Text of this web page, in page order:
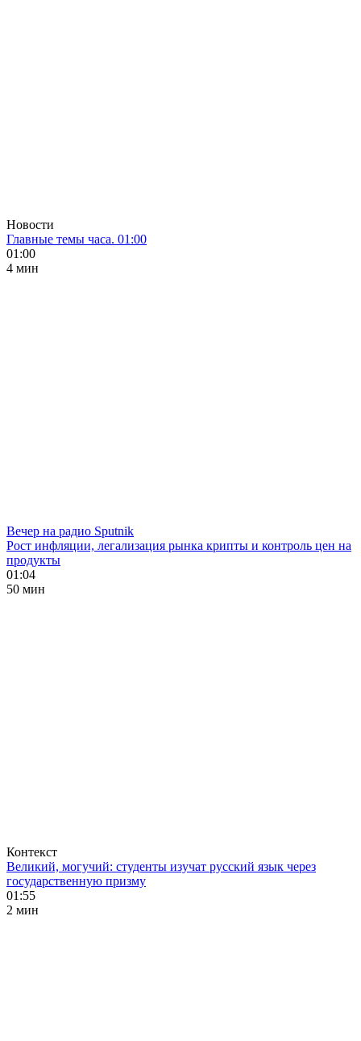
Новости
Главные темы часа. 01:00
01:00
4 мин
Вечер на радио Sputnik
Рост инфляции, легализация рынка крипты и контроль цен на
продукты
01:04
50 мин
Контекст
Великий, могучий: студенты изучат русский язык через
государственную призму
01:55
2 мин